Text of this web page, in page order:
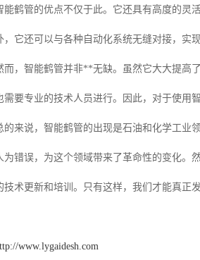
能鹤管的优点不仅于此。它还具有高度的灵
，它还可以与各种自动化系统无缝对接，实
而，智能鹤管并非**无缺。虽然它大大提高
需要专业的技术人员进行。因此，对于使用
的来说，智能鹤管的出现是石油和化学工业
为错误，为这个领域带来了革命性的变化。
技术更新和培训。只有这样，我们才能真正
www.lygaidesh.com